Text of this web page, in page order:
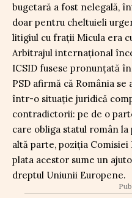
bugetară a fost nelegală,
doar pentru cheltuieli
litigiul cu frații Micula era
Arbitrajul internațional
ICSID fusese pronunțată în
PSD afirmă că România
într-o situație juridică
contradictorii: pe de o
care obliga statul român la
altă parte, poziția
plata acestor sume un
dreptul Uniunii Europene.